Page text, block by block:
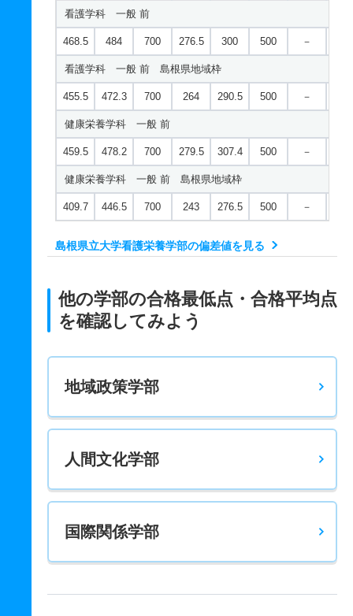
看護学科 一般 前
468.5 484 700 276.5 300 500 －
看護学科 一般 前 島根県地域枠
455.5 472.3 700 264 290.5 500 －
健康栄養学科 一般 前
459.5 478.2 700 279.5 307.4 500 －
健康栄養学科 一般 前 島根県地域枠
409.7 446.5 700 243 276.5 500 －
島根県立大学看護栄養学部の偏差値を見る
他の学部の合格最低点・合格平均点
を確認してみよう
地域政策学部
人間文化学部
国際関係学部